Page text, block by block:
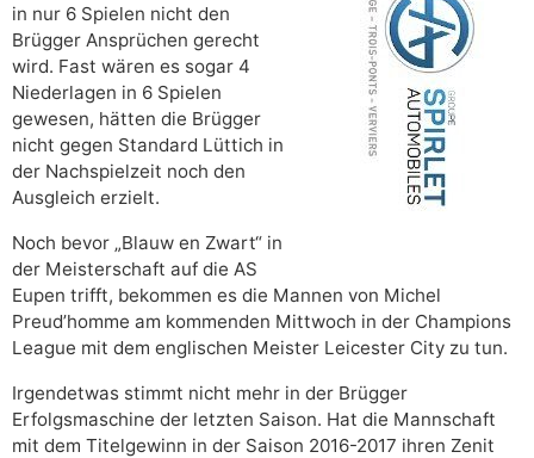
in nur 6 Spielen nicht den
Brügger Ansprüchen gerecht
wird. Fast wären es sogar 4
Niederlagen in 6 Spielen
gewesen, hätten die Brügger
nicht gegen Standard Lüttich in
der Nachspielzeit noch den
Ausgleich erzielt.
Noch bevor „Blauw en Zwart“ in
der Meisterschaft auf die AS
Eupen trifft, bekommen es die Mannen von Michel
Preud’homme am kommenden Mittwoch in der Champions
League mit dem englischen Meister Leicester City zu tun.
Irgendetwas stimmt nicht mehr in der Brügger
Erfolgsmaschine der letzten Saison. Hat die Mannschaft
mit dem Titelgewinn in der Saison 2016-2017 ihren Zenit